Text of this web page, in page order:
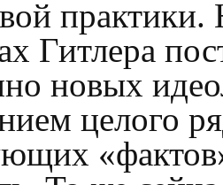
практики.
Гитлера
новых
целого